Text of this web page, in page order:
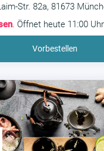
Str. 82a, 81673
. Öffnet heute 11:00 Uhr
Vorbestellen